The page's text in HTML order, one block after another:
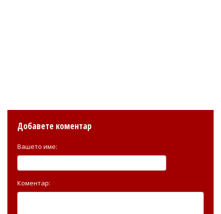
Добавете коментар
Вашето име:
Коментар: